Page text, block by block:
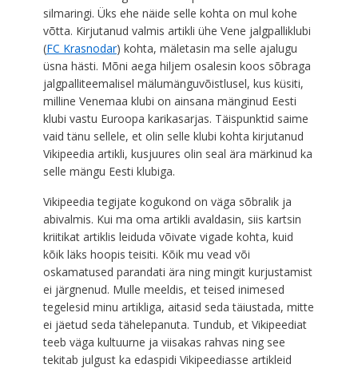
silmaringi. Üks ehe näide selle kohta on mul kohe
võtta. Kirjutanud valmis artikli ühe Vene jalgpalliklubi
(FC Krasnodar) kohta, mäletasin ma selle ajalugu
üsna hästi. Mõni aega hiljem osalesin koos sõbraga
jalgpalliteemalisel mälumänguvõistlusel, kus küsiti,
milline Venemaa klubi on ainsana mänginud Eesti
klubi vastu Euroopa karikasarjas. Täispunktid saime
vaid tänu sellele, et olin selle klubi kohta kirjutanud
Vikipeedia artikli, kusjuures olin seal ära märkinud ka
selle mängu Eesti klubiga.
Vikipeedia tegijate kogukond on väga sõbralik ja
abivalmis. Kui ma oma artikli avaldasin, siis kartsin
kriitikat artiklis leiduda võivate vigade kohta, kuid
kõik läks hoopis teisiti. Kõik mu vead või
oskamatused parandati ära ning mingit kurjustamist
ei järgnenud. Mulle meeldis, et teised inimesed
tegelesid minu artikliga, aitasid seda täiustada, mitte
ei jäetud seda tähelepanuta. Tundub, et Vikipeediat
teeb väga kultuurne ja viisakas rahvas ning see
tekitab julgust ka edaspidi Vikipeediasse artikleid